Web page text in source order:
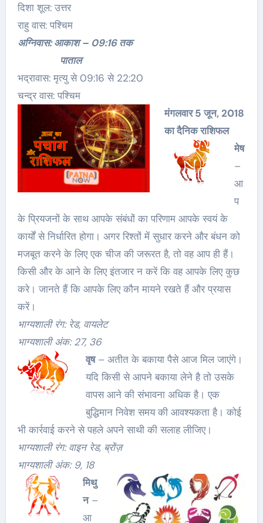
दिशा शूल: उत्तर
राहु वास: पश्चिम
अग्निवास: आकाश – 09:16 तक
पाताल
भद्रावास: मृत्यु से 09:16 से 22:20
चन्द्र वास: पश्चिम
मंगलवार 5 जून, 2018
का दैनिक राशिफल
मेष
–
आ
प
के प्रियजनों के साथ आपके संबंधों का परिणाम आपके स्वयं के
कार्यों से निर्धारित होगा। अगर रिश्तों में सुधार करने और बंधन को
मजबूत करने के लिए एक चीज की जरूरत है, तो वह आप ही हैं।
किसी और के आने के लिए इंतजार न करें कि वह आपके लिए कुछ
करे। जानते हैं कि आपके लिए कौन मायने रखते हैं और प्रयास
करें।
भाग्यशाली रंग: रेड, वायलेट
भाग्यशाली अंक: 27, 36
वृष– अतीत के बकाया पैसे आज मिल जाएंगे।
यदि किसी से आपने बकाया लेने है तो उसके
वापस आने की संभावना अधिक है। एक
बुद्धिमान निवेश समय की आवश्यकता है। कोई
भी कार्रवाई करने से पहले अपने साथी की सलाह लीजिए।
भाग्यशाली रंग: वाइन रेड, ब्रोंज़
भाग्यशाली अंक: 9, 18
मिथु
न–
आ